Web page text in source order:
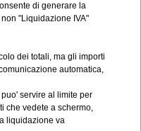
di generare la
"Liquidazione IVA"
dei totali, ma gli importi
automatica,
servire al limite per
che vedete a schermo,
liquidazione va